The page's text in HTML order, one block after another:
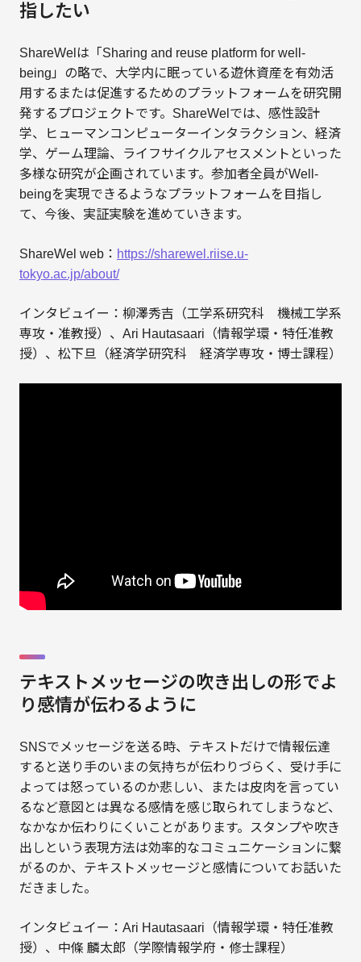
指したい
ShareWelは「Sharing and reuse platform for well-
being」の略で、大学内に眠っている遊休資産を有効活
用するまたは促進するためのプラットフォームを研究開
発するプロジェクトです。ShareWelでは、感性設計
学、ヒューマンコンピューターインタラクション、経済
学、ゲーム理論、ライフサイクルアセスメントといった
多様な研究が企画されています。参加者全員がWell-
beingを実現できるようなプラットフォームを目指し
て、今後、実証実験を進めていきます。
ShareWel web： https://sharewel.riise.u-
tokyo.ac.jp/about/
インタビュイー：柳澤秀吉（工学系研究科 機械工学系
専攻・准教授）、Ari Hautasaari（情報学環・特任准教
授）、松下旦（経済学研究科 経済学専攻・博士課程）
テキストメッセージの吹き出しの形でよ
り感情が伝わるように
SNSでメッセージを送る時、テキストだけで情報伝達
すると送り手のいまの気持ちが伝わりづらく、受け手に
よっては怒っているのか悲しい、または皮肉を言ってい
るなど意図とは異なる感情を感じ取られてしまうなど、
なかなか伝わりにくいことがあります。スタンプや吹き
出しという表現方法は効率的なコミュニケーションに繋
がるのか、テキストメッセージと感情についてお話いた
だきました。
インタビュイー：Ari Hautasaari（情報学環・特任准教
授）、中條 麟太郎（学際情報学府・修士課程）